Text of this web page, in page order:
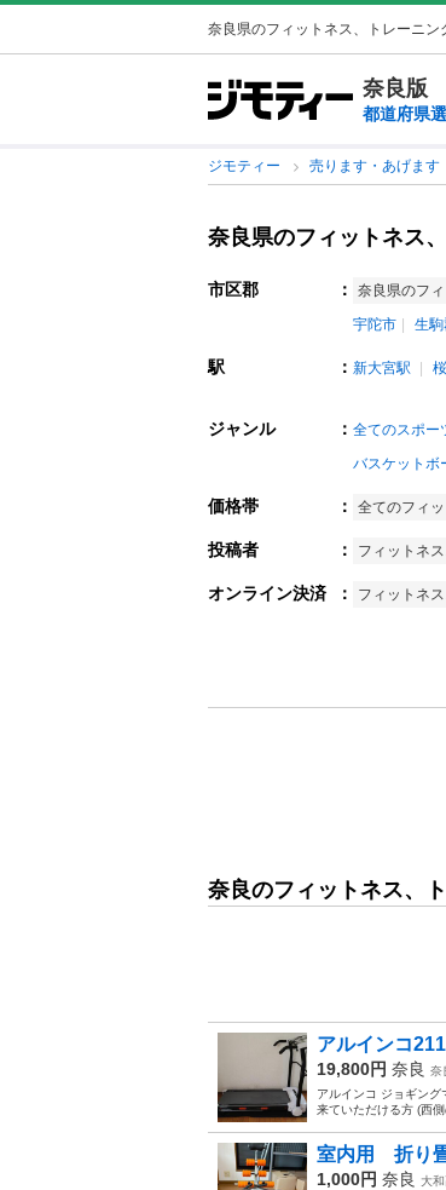
奈良県のフィットネス、トレーニ
奈良版
都道府県
ジモティー 売ります・あげます
奈良県のフィットネス
市区郡 ： 奈良県のフ
宇陀市
生
駅 ： 新大宮駅
ジャンル ： 全てのスポー
バスケットボ
価格帯 ： 全てのフィ
投稿者 ： フィットネ
オンライン決済 ： フィットネ
奈良のフィットネス、
アルインコ
19,800円 奈良 奈
アルインコ ジョギング
来ていただける方 (西
室内用 折り
1,000円 奈良 大